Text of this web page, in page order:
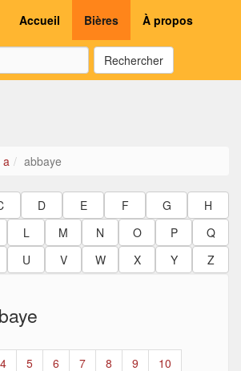
Accueil Bières À propos
Rechercher
a abbaye
D E F G
H
L M N O P
Q
U V W X Y Z
4 5 6 7 8 9
10